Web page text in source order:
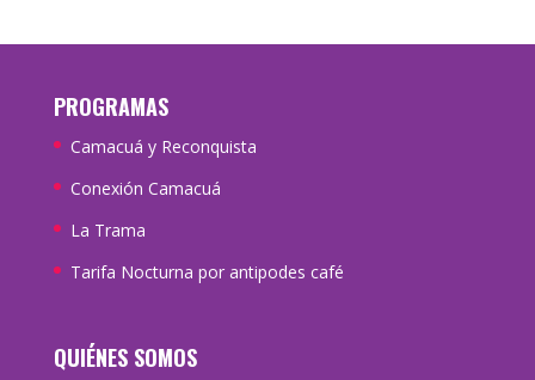
PROGRAMAS
Camacuá y Reconquista
Conexión Camacuá
La Trama
Tarifa Nocturna por antipodes café
QUIÉNES SOMOS